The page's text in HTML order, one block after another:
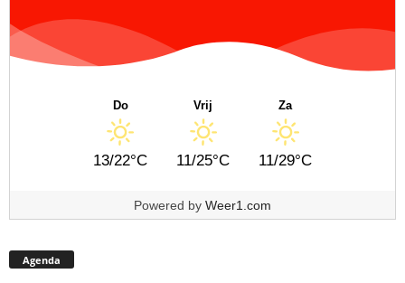
Do
13/22°C
Vrij
11/25°C
Za
11/29°C
Powered by Weer1.com
Agenda